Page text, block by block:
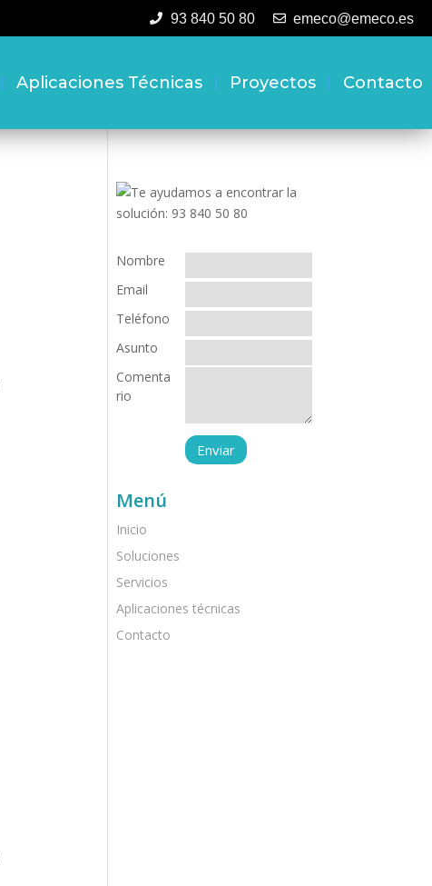
93 840 50 80 emeco@emeco.es
Aplicaciones Técnicas Proyectos Contacto
Nombre
Email
Teléfono
Asunto
Comenta
rio
Menú
Inicio
Soluciones
Servicios
Aplicaciones técnicas
Contacto